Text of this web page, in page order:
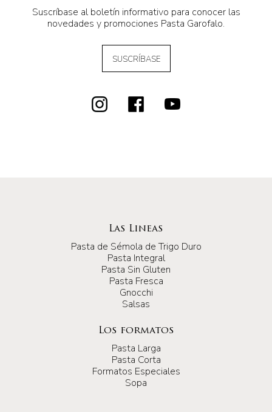
Suscríbase al boletín informativo para conocer las
novedades y promociones Pasta Garofalo.
SUSCRÍBASE
Las Lineas
Pasta de Sémola de Trigo Duro
Pasta Integral
Pasta Sin Gluten
Pasta Fresca
Gnocchi
Salsas
Los formatos
Pasta Larga
Pasta Corta
Formatos Especiales
Sopa